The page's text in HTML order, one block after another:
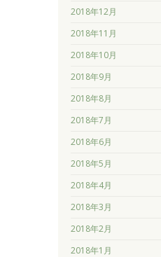
2018年12月
2018年11月
2018年10月
2018年9月
2018年8月
2018年7月
2018年6月
2018年5月
2018年4月
2018年3月
2018年2月
2018年1月